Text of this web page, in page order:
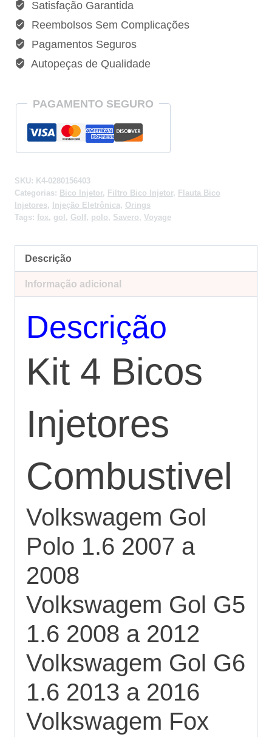
Golf
Polo
Fox
Voyage
0280156403
Satisfação Garantida
Reembolsos Sem Complicações
Pagamentos Seguros
Autopeças de Qualidade
PAGAMENTO SEGURO
SKU: K4-0280156403
Categorias: Bico Injetor, Filtro Bico Injetor, Flauta Bico
Injetores, Injeção Eletrônica, Orings
Tags: fox, gol , Golf, polo, Savero, Voyage
Descrição
Informação adicional
Descrição
Kit 4 Bicos
Injetores
Combustivel
Volkswagem Gol
Polo 1.6 2007 a
2008
Volkswagem Gol G5
1.6 2008 a 2012
Volkswagem Gol G6
1.6 2013 a 2016
Volkswagem Fox